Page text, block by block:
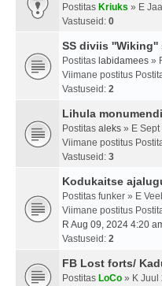
Postitas Kriuks » E
Vastuseid: 0
SS diviis ''Wiking''
Postitas labidamees »
Viimane postitus
Vastuseid: 2
Lihula
Postitas aleks » E
Viimane postitus
Vastuseid: 3
Kodukaitse
Postitas funker » E
Viimane postitus
R Aug 09, 2024 4:20
Vastuseid: 2
FB Lost forts/
Postitas LoCo » K Juul